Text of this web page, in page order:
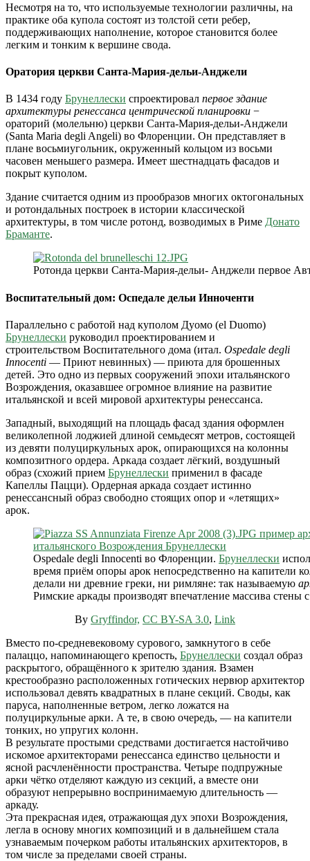
Несмотря на то, что используемые технологии различны, на
практике оба купола состоят из толстой сети ребер,
поддерживающих наполнение, которое становится более
легким и тонким к вершине свода.
Оратория церкви Санта-Мария-дельи-Анджели
В 1434 году Брунеллески спроектировал первое здание
архитектуры ренессанса центрической планировки −
ораторий (молельню) церкви Санта-Мария-дельи-Анджели
(Santa Maria degli Angeli) во Флоренции. Он представляет в
плане восьмиугольник, окруженный кольцом из восьми
часовен меньшего размера. Имеет шестнадцать фасадов и
покрыт куполом.
Здание считается одним из прообразов многих октогональных
и ротондальных построек в истории классической
архитектуры, в том числе ротонд, возводимых в Риме Донато
Браманте.
Ротонда церкви Санта-Мария-дельи- Анджели первое
Воспитательный дом: Оспедале дельи Инноченти
Параллельно с работой над куполом Дуомо (el Duomo)
Брунеллески руководил проектированием и
строительством Воспитательного дома (итал. Ospedale degli
Innocenti — Приют невинных) — приюта для брошенных
детей. Это одно из первых сооружений эпохи итальянского
Возрождения, оказавшее огромное влияние на развитие
итальянской и всей мировой архитектуры ренессанса.
Западный, выходящий на площадь фасад здания оформлен
великолепной лоджией длиной семьдесят метров, состоящей
из девяти полуциркульных арок, опирающихся на колонны
композитного ордера. Аркада создает лёгкий, воздушный
образ (схожий прием Брунеллески применил в фасаде
Капеллы Пацци). Ордерная аркада создает истинно
ренессансный образ свободно стоящих опор и «летящих»
арок.
Ospedale degli Innocenti во Флоренции. Брунеллески
время приём опоры арок непосредственно на капители
делали ни древние греки, ни римляне: так называемую
Римские аркады производят впечатление массива стены
By Gryffindor, CC BY-SA 3.0, Link
Вместо по-средневековому сурового, замкнутого в себе
палаццо, напоминающего крепость, Брунеллески создал образ
раскрытого, обращённого к зрителю здания. Взамен
крестообразно расположенных готических нервюр архитектор
использовал девять квадратных в плане секций. Своды, как
паруса, наполненные ветром, легко ложатся на
полуциркульные арки. А те, в свою очередь, — на капители
тонких, но упругих колонн.
В результате простыми средствами достигается настойчиво
искомое архитекторами ренессанса единство цельности и
ясной расчленённости пространства. Четыре подпружные
арки чётко отделяют каждую из секций, а вместе они
образуют непрерывно воспринимаемую длительность —
аркаду.
Эта прекрасная идея, отражающая дух эпохи Возрождения,
легла в основу многих композиций и в дальнейшем стала
узнаваемым почерком работы итальянских архитекторов, в
том числе за пределами своей страны.